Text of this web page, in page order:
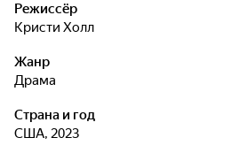
Режиссёр
Кристи Холл
Жанр
драма
Страна и год
США, 2023